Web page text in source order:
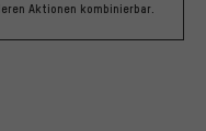
Aktionen kombinierbar.